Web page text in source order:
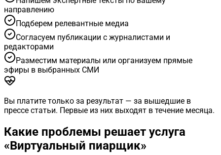
направлению
Подберем релевантные медиа
Согласуем публикации с журналистами и
редакторами
Разместим материалы или организуем прямые
эфиры в выбранных СМИ
Вы платите только за результат — за вышедшие в
прессе статьи. Первые из них выходят в течение месяца.
Какие проблемы решает услуга
«Виртуальный пиарщик»